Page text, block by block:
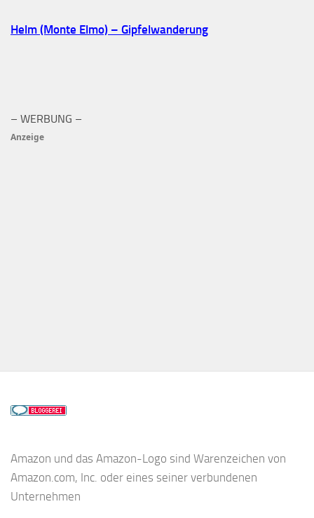
Helm (Monte Elmo) – Gipfelwanderung
– WERBUNG –
Anzeige
Amazon und das Amazon-Logo sind Warenzeichen von
Amazon.com, Inc. oder eines seiner verbundenen
Unternehmen